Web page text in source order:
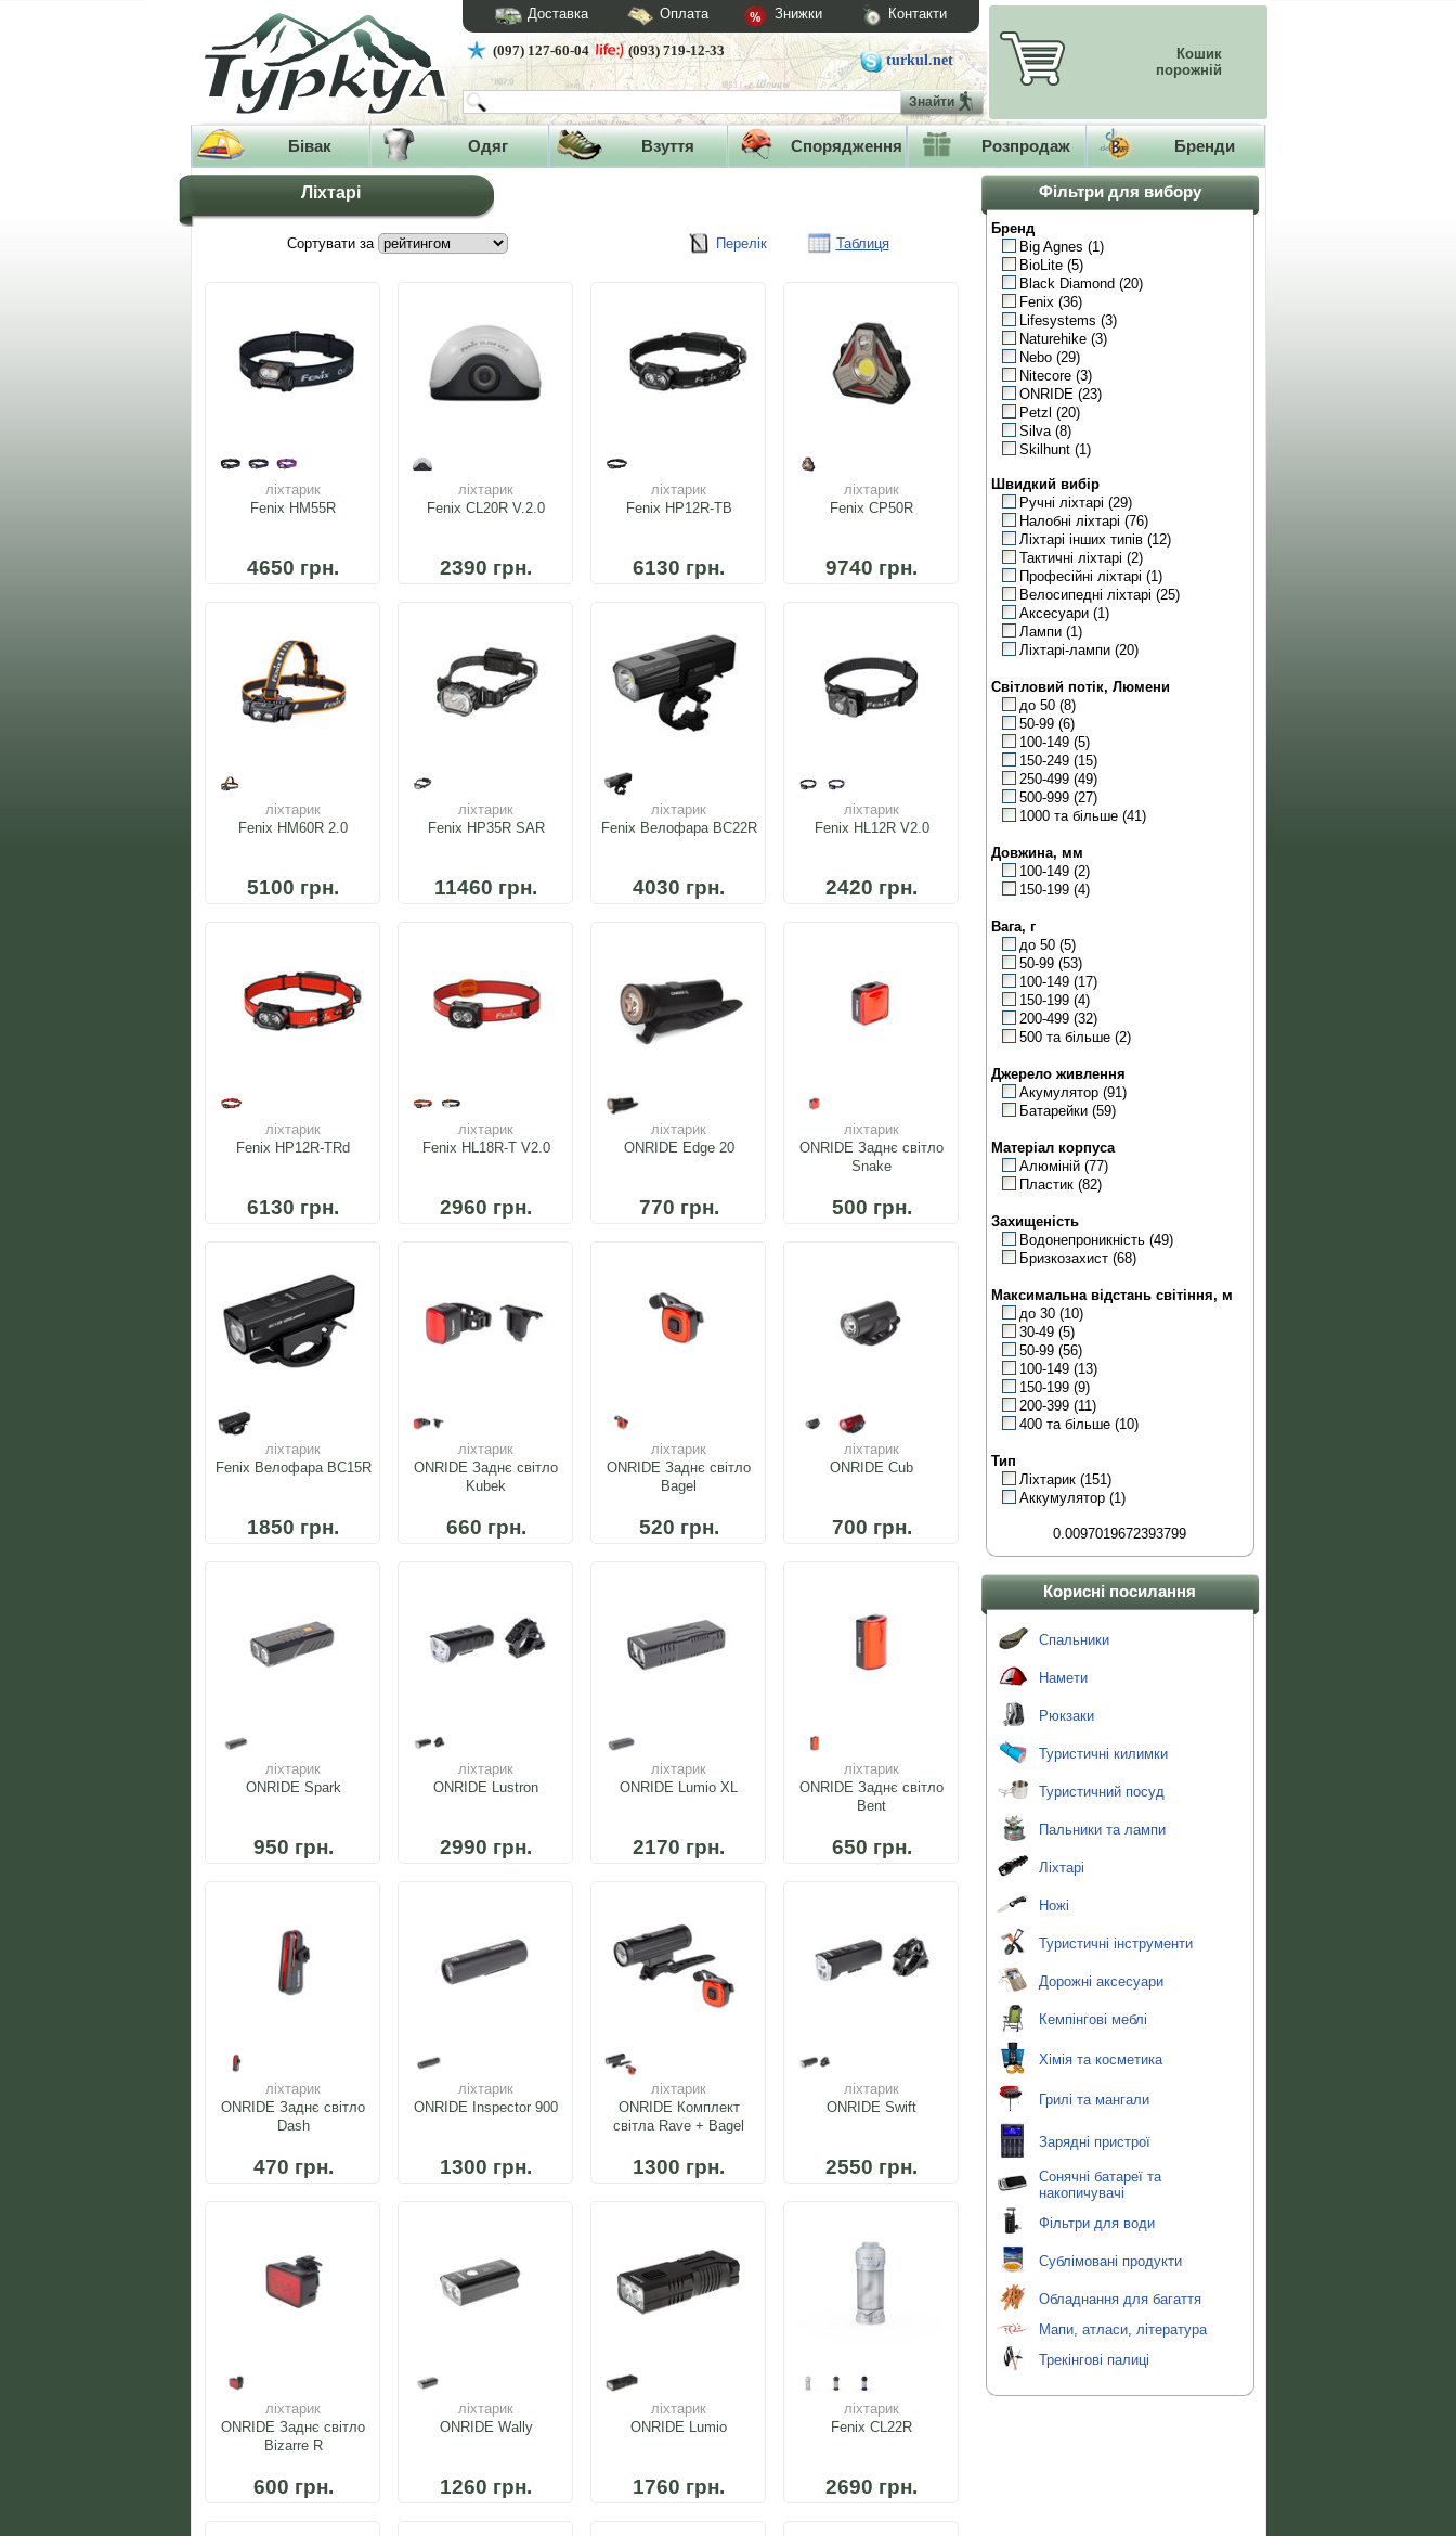
Доставка Оплата Знижки Контакти
(097) 127-60-04 (093) 719-12-33
turkul.net
Знайти
Кошик
порожній
Бівак Одяг Взуття Спорядження Розпродаж Бренди
Ліхтарі
Сортувати за Перелік Таблиця
ліхтарик
Fenix HM55R
4650 грн.
ліхтарик
Fenix CL20R V.2.0
2390 грн.
ліхтарик
Fenix HP12R-TB
6130 грн.
ліхтарик
Fenix CP50R
9740 грн.
ліхтарик
Fenix HM60R 2.0
5100 грн.
ліхтарик
Fenix HP35R SAR
11460 грн.
ліхтарик
Fenix Велофара BC22R
4030 грн.
ліхтарик
Fenix HL12R V2.0
2420 грн.
ліхтарик
Fenix HP12R-TRd
6130 грн.
ліхтарик
Fenix HL18R-T V2.0
2960 грн.
ліхтарик
ONRIDE Edge 20
770 грн.
ліхтарик
ONRIDE Заднє світло
Snake
500 грн.
ліхтарик
Fenix Велофара BC15R
1850 грн.
ліхтарик
ONRIDE Заднє світло
Kubek
660 грн.
ліхтарик
ONRIDE Заднє світло
Bagel
520 грн.
ліхтарик
ONRIDE Cub
700 грн.
ліхтарик
ONRIDE Spark
950 грн.
ліхтарик
ONRIDE Lustron
2990 грн.
ліхтарик
ONRIDE Lumio XL
2170 грн.
ліхтарик
ONRIDE Заднє світло
Bent
650 грн.
ліхтарик
ONRIDE Заднє світло
Dash
470 грн.
ліхтарик
ONRIDE Inspector 900
1300 грн.
ліхтарик
ONRIDE Комплект
світла Rave + Bagel
1300 грн.
ліхтарик
ONRIDE Swift
2550 грн.
ліхтарик
ONRIDE Заднє світло
Bizarre R
600 грн.
ліхтарик
ONRIDE Wally
1260 грн.
ліхтарик
ONRIDE Lumio
1760 грн.
ліхтарик
Fenix CL22R
2690 грн.
Фільтри для вибору
Бренд
Big Agnes (1)
BioLite(5)
Black Diamond (20)
Fenix(36)
Lifesystems (3)
Naturehike(3)
Nebo(29)
Nitecore(3)
ONRIDE(23)
Petzl (20)
Silva(8)
Skilhunt(1)
Швидкий вибір
Ручні ліхтарі (29)
Налобні ліхтарі (76)
Ліхтарі інших типів(12)
Тактичні ліхтарі (2)
Професійні ліхтарі (1)
Велосипедні ліхтарі (25)
Аксесуари(1)
Лампи(1)
Ліхтарі-лампи(20)
Світловий потік, Люмени
до 50(8)
50-99(6)
100-149(5)
150-249(15)
250-499(49)
500-999(27)
1000 та більше(41)
Довжина, мм
100-149(2)
150-199(4)
Вага, г
до 50(5)
50-99(53)
100-149(17)
150-199(4)
200-499(32)
500 та більше(2)
Джерело живлення
Акумулятор(91)
Батарейки(59)
Матеріал корпуса
Алюміній(77)
Пластик(82)
Захищеність
Водонепроникність(49)
Бризкозахист(68)
Максимальна відстань світіння, м
до 30(10)
30-49(5)
50-99(56)
100-149(13)
150-199(9)
200-399(11)
400 та більше(10)
Тип
Ліхтарик(151)
Аккумулятор(1)
0.0097019672393799
Корисні посилання
Спальники
Намети
Рюкзаки
Туристичні килимки
Туристичний посуд
Пальники та лампи
Ліхтарі
Ножі
Туристичні інструменти
Дорожні аксесуари
Кемпінгові меблі
Хімія та косметика
Грилі та мангали
Зарядні пристрої
Сонячні батареї та
накопичувачі
Фільтри для води
Сублімовані продукти
Обладнання для багаття
Мапи, атласи, література
Трекінгові палиці